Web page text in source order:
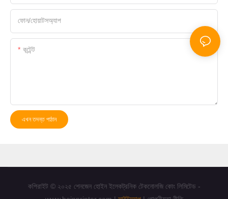
ফোন/হোয়াটসঅ্যাপ
কন্টেন্ট
এখন তদন্ত পাঠান
কপিরাইট © ২০২৫ শেনজেন হোইন ইলেকট্রনিক টেকনোলজি কোং লিমিটেড -